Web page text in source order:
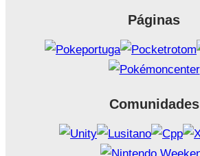
Páginas
Comunidades